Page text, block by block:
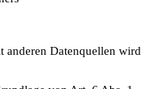
anderen Datenquellen wird